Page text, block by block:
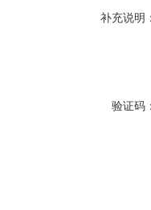
补充说明
验证码